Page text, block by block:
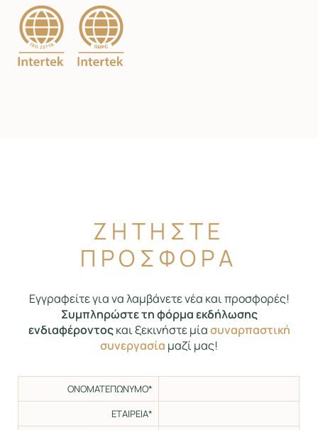
ΖΗΤΗΣΤΕ
ΠΡΟΣΦΟΡΑ
Εγγραφείτε για να λαμβάνετε νέα και προσφορές!
Συμπληρώστε τη φόρμα εκδήλωσης
ενδιαφέροντοςκαι ξεκινήστε μίασυναρπαστική
συνεργασία μαζί μας!
ΟΝΟΜΑΤΕΠΩΝΥΜΟ*
ΕΤΑΙΡΕΙΑ*